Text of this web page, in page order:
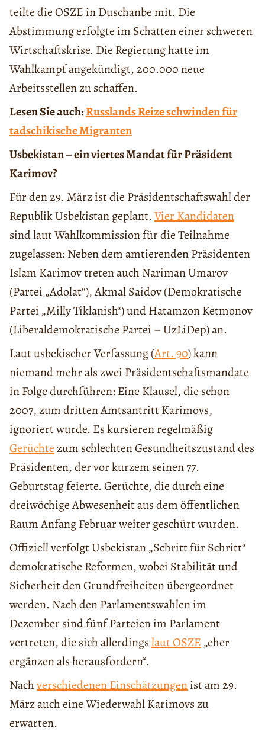
teilte die OSZE in Duschanbe mit. Die
Abstimmung erfolgte im Schatten einer schweren
Wirtschaftskrise. Die Regierung hatte im
Wahlkampf angekündigt, 200.000 neue
Arbeitsstellen zu schaffen.
Lesen Sie auch:Russlands Reize schwinden für
tadschikische Migranten
Usbekistan – ein viertes Mandat für Präsident
Karimov?
Für den 29. März ist die Präsidentschaftswahl der
Republik Usbekistan geplant.Vier Kandidaten
sind laut Wahlkommission für die Teilnahme
zugelassen: Neben dem amtierenden Präsidenten
Islam Karimov treten auch Nariman Umarov
(Partei „Adolat“), Akmal Saidov (Demokratische
Partei „Milly Tiklanish“) und Hatamzon Ketmonov
(Liberaldemokratische Partei – UzLiDep) an.
Laut usbekischer Verfassung (Art. 90) kann
niemand mehr als zwei Präsidentschaftsmandate
in Folge durchführen: Eine Klausel, die schon
2007, zum dritten Amtsantritt Karimovs,
ignoriert wurde. Es kursieren regelmäßig
Gerüchtezum schlechten Gesundheitszustand des
Präsidenten, der vor kurzem seinen 77.
Geburtstag feierte. Gerüchte, die durch eine
dreiwöchige Abwesenheit aus dem öffentlichen
Raum Anfang Februar weiter geschürt wurden.
Offiziell verfolgt Usbekistan „Schritt für Schritt“
demokratische Reformen, wobei Stabilität und
Sicherheit den Grundfreiheiten übergeordnet
werden. Nach den Parlamentswahlen im
Dezember sind fünf Parteien im Parlament
vertreten, die sich allerdingslaut OSZE „eher
ergänzen als herausfordern“.
Nachverschiedenen Einschätzungenist am 29.
März auch eine Wiederwahl Karimovs zu
erwarten.